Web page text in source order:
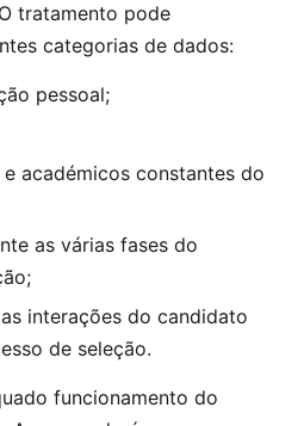
tratamento pode
categorias de dados:
pessoal;
académicos constantes do
as várias fases do
interações do candidato
de seleção.
funcionamento do